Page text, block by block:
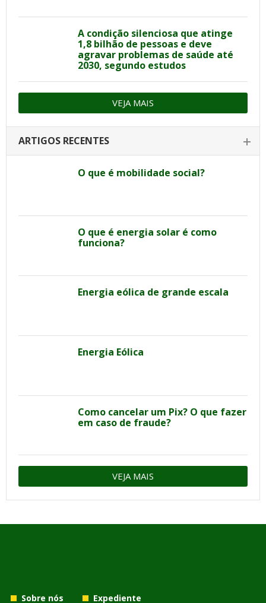
A condição silenciosa que atinge
1,8 bilhão de pessoas e deve
agravar problemas de saúde até
2030, segundo estudos
VEJA MAIS
ARTIGOS RECENTES
O que é mobilidade social?
O que é energia solar é como
funciona?
Energia eólica de grande escala
Energia Eólica
Como cancelar um Pix? O que fazer
em caso de fraude?
VEJA MAIS
Sobre nós Expediente